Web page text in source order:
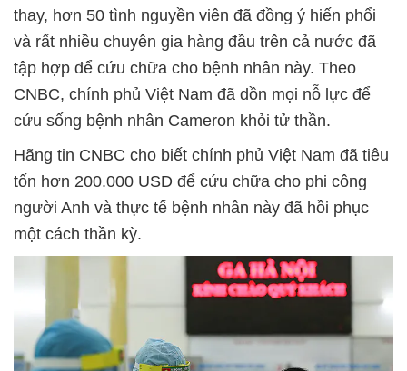
thay, hơn 50 tình nguyền viên đã đồng ý hiến phổi
và rất nhiều chuyên gia hàng đầu trên cả nước đã
tập hợp để cứu chữa cho bệnh nhân này. Theo
CNBC, chính phủ Việt Nam đã dồn mọi nỗ lực để
cứu sống bệnh nhân Cameron khỏi tử thần.
Hãng tin CNBC cho biết chính phủ Việt Nam đã tiêu
tốn hơn 200.000 USD để cứu chữa cho phi công
người Anh và thực tế bệnh nhân này đã hồi phục
một cách thần kỳ.